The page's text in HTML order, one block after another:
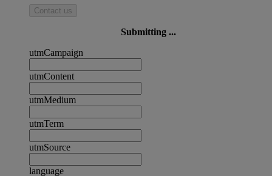
Contact us
Submitting ...
utmCampaign
utmContent
utmMedium
utmTerm
utmSource
language